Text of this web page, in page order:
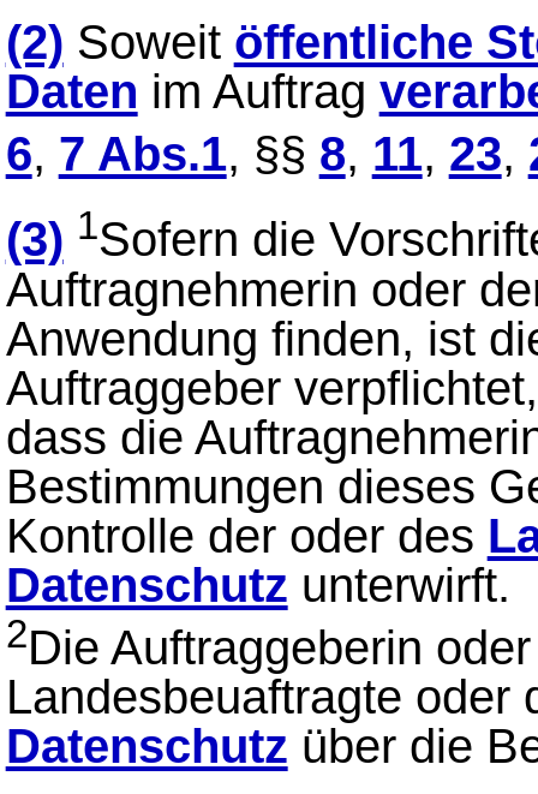
(2) Soweit öffentliche
Daten im Auftrag
6, 7 Abs.1, §§ 8, 11, 23,
(3) 1Sofern die
Auftragnehmerin oder
Anwendung finden, ist
Auftraggeber
dass die
Bestimmungen dieses
Kontrolle der oder des
Datenschutz unterwirft.
2Die Auftraggeberin
Landesbeuaftragte oder
Datenschutz über die